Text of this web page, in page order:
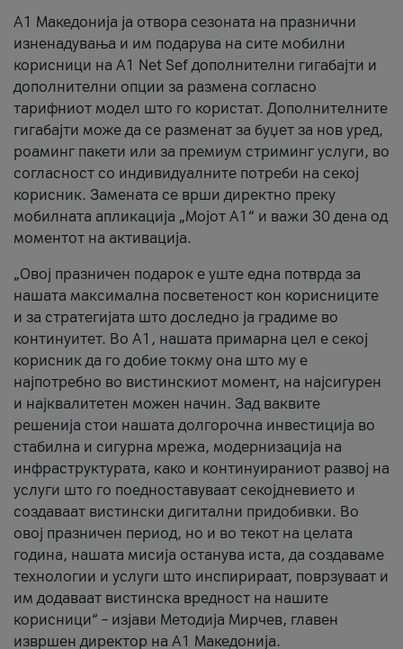
А1 Македонија ја отвора сезоната на празнични
изненадувања и им подарува на сите мобилни
корисници на A1 Net Sef дополнителни гигабајти и
дополнителни опции за размена согласно
тарифниот модел што го користат. Дополнителните
гигабајти може да се разменат за буџет за нов уред,
роаминг пакети или за премиум стриминг услуги, во
согласност со индивидуалните потреби на секој
корисник. Замената се врши директно преку
мобилната апликација „Мојот А1“ и важи 30 дена од
моментот на активација.
„Овој празничен подарок е уште една потврда за
нашата максимална посветеност кон корисниците
и за стратегијата што доследно ја градиме во
континуитет. Во А1, нашата примарна цел е секој
корисник да го добие токму она што му е
најпотребно во вистинскиот момент, на најсигурен
и најквалитетен можен начин. Зад ваквите
решенија стои нашата долгорочна инвестиција во
стабилна и сигурна мрежа, модернизација на
инфраструктурата, како и континуираниот развој на
услуги што го поедноставуваат секојдневието и
создаваат вистински дигитални придобивки. Во
овој празничен период, но и во текот на целата
година, нашата мисија останува иста, да создаваме
технологии и услуги што инспирираат, поврзуваат и
им додаваат вистинска вредност на нашите
корисници“ – изјави Методија Мирчев, главен
извршен директор на А1 Македонија.